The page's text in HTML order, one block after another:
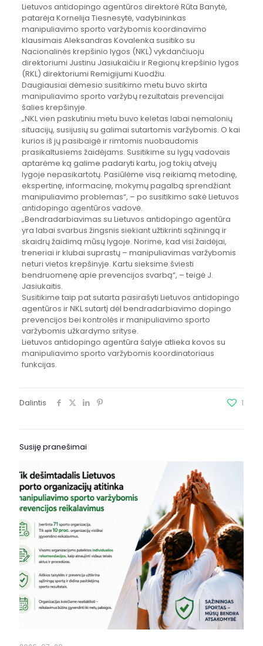
Lietuvos antidopingo agentūros direktorė Rūta Banytė,
patarėja Kornelija Tiesnesytė, vadybininkas
manipuliavimo sporto varžybomis koordinavimo
klausimais Aleksandras Kovalenka susitiko su
Nacionalinės krepšinio lygos (NKL) vykdančiuoju
direktoriumi Justinu Jasiukaičiu ir Regionų krepšinio lygos
(RKL) direktoriumi Remigijumi Kuodžiu.
Daugiausiai dėmesio susitikimo metu buvo skirta
manipuliavimo sporto varžybų rezultatais prevencijai
šalies krepšinyje.
„NKL vien paskutiniu metu buvo keletas labai nemalonių
situacijų, susijusių su galimai sutartomis varžybomis. O kai
kurios iš jų pasibaigė ir rimtomis nuobaudomis
prasikaltusiems žaidėjams. Susitikime su lygų vadovais
aptarėme ką galime padaryti kartu, jog tokių atvejų
lygoje nepasikartotų. Pasiūlėme visą reikiamą metodinę,
ekspertinę, informacinę, mokymų pagalbą sprendžiant
manipuliavimo problemas“, – po susitikimo sakė Lietuvos
antidopingo agentūros vadovė.
„Bendradarbiavimas su Lietuvos antidopingo agentūra
yra labai svarbus žingsnis siekiant užtikrinti sąžiningą ir
skaidrų žaidimą mūsų lygoje. Norime, kad visi žaidėjai,
treneriai ir klubai suprastų – manipuliavimas varžybomis
neturi vietos krepšinyje. Kartu sieksime šviesti
bendruomenę apie prevencijos svarbą“, – teigė J.
Jasiukaitis.
Susitikime taip pat sutarta pasirašyti Lietuvos antidopingo
agentūros ir NKL sutartį dėl bendradarbiavimo dopingo
prevencijos bei kontrolės ir manipuliavimo sporto
varžybomis užkardymo srityse.
Lietuvos antidopingo agentūra šalyje atlieka kovos su
manipuliavimo sporto varžybomis koordinatoriaus
funkcijas.
Dalintis 1
Susiję pranešimai